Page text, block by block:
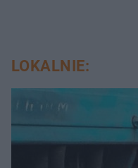
LOKALNIE: